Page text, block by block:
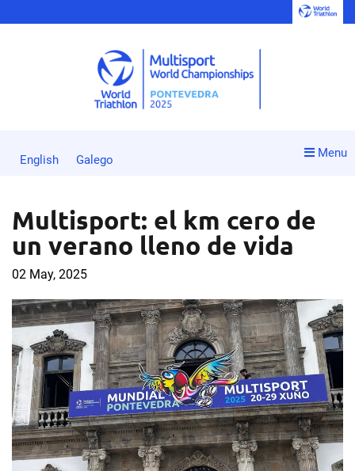
Menu
English Galego
Multisport: el km cero de
un verano lleno de vida
02 May, 2025